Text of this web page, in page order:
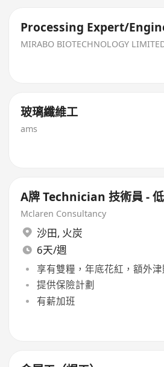
Processing Expert/
MIRABO BIOTECHNOLOGY
玻璃纖維工
ams
A牌 Technician 技術員 -
Mclaren Consultancy
沙田, 火炭
6天/週
享有雙糧，年底花紅，額外津
提供保險計劃
有薪加班